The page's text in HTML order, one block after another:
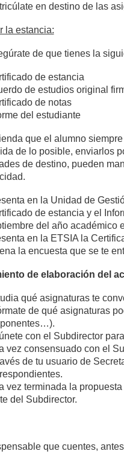
en destino de las
la estancia:
de que tienes la
de estancia
de estudios original
de notas
del estudiante
que el alumno
de lo posible, enviarlos
de destino, pueden
en la Unidad de
de estancia y el
del año académico
en la ETSIA la
la encuesta que se te
de elaboración del
qué asignaturas te
de qué asignaturas
con el Subdirector
vez consensuado con el
de tu usuario de
vez terminada la
del Subdirector.
que cuentes,